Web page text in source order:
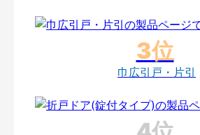
巾広引戸・片引